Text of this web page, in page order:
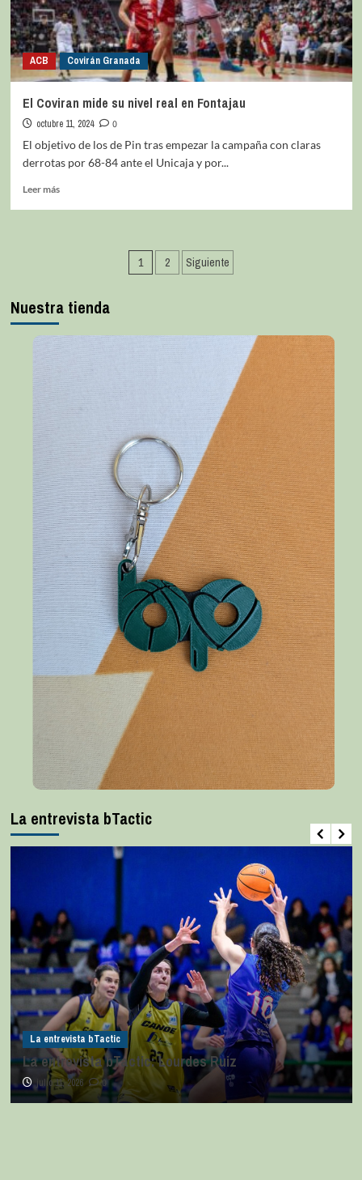
ACB Covirán Granada
El Coviran mide su nivel real en Fontajau
octubre 11, 2024
0
El objetivo de los de Pin tras empezar la campaña con claras
derrotas por 68-84 ante el Unicaja y por...
Leer más
1 2 Siguiente
Nuestra tienda
La entrevista bTactic
La entrevista bTactic
La entrevista bTactic: Lourdes Ruiz
julio 11, 2026 0